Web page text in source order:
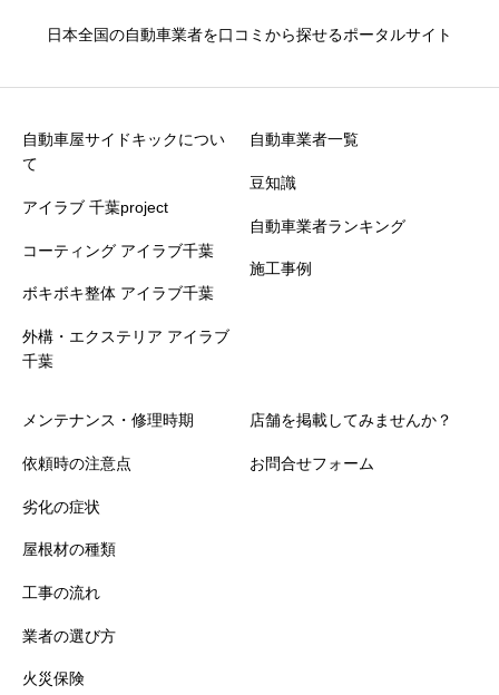
日本全国の自動車業者を口コミから探せるポータルサイト
自動車屋サイドキックについ
て
アイラブ 千葉project
コーティング アイラブ千葉
ボキボキ整体 アイラブ千葉
外構・エクステリア アイラブ
千葉
自動車業者一覧
豆知識
自動車業者ランキング
施工事例
メンテナンス・修理時期
依頼時の注意点
劣化の症状
屋根材の種類
工事の流れ
業者の選び方
火災保険
店舗を掲載してみませんか？
お問合せフォーム